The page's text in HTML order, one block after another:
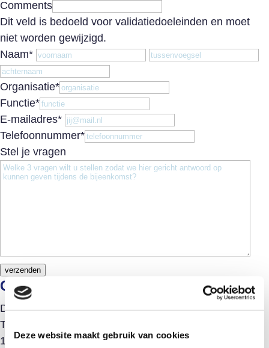
Deze website maakt gebruik van cookies
Comments
Dit veld is bedoeld voor validatiedoeleinden en moet
niet worden gewijzigd.
Naam* Voornaam
Organisatie*
Functie*
E-mailadres*
Telefoonnummer*
Stel je vragen
verzenden
Gegevens
Datum: 20-06-2024
Tijd:
11:00-12:30